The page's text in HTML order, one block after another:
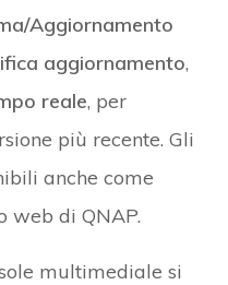
Aggiornamento
aggiornamento,
reale, per
più recente. Gli
anche come
web di QNAP.
multimediale si